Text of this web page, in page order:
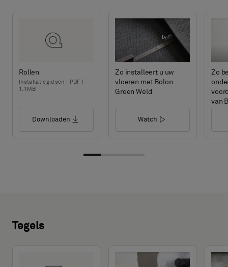
Rollen
Installatiegidsen | PDF |
1.1MB
Downloaden
Zo installeert u uw
vloeren met Bolon
Green Weld
Watch
Zo
van
Tegels